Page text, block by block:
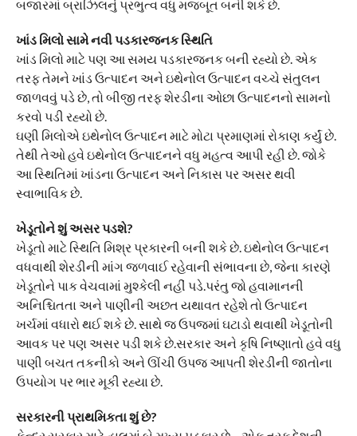
બજારમાં બ્રાઝિલનું પ્રભુત્વ વધુ મજબૂત બની શકે છે.
ખાંડ મિલો સામે નવી પડકારજનક સ્થિતિ
ખાંડ મિલો માટે પણ આ સમય પડકારજનક બની રહ્યો છે. એક
તરફ તેમને ખાંડ ઉત્પાદન અને ઇથેનોલ ઉત્પાદન વચ્ચે સંતુલન
જાળવવું પડે છે, તો બીજી તરફ શેરડીના ઓછા ઉત્પાદનનો સામનો
કરવો પડી રહ્યો છે.
ઘણી મિલોએ ઇથેનોલ ઉત્પાદન માટે મોટા પ્રમાણમાં રોકાણ કર્યું છે.
તેથી તેઓ હવે ઇથેનોલ ઉત્પાદનને વધુ મહત્વ આપી રહી છે. જોકે
આ સ્થિતિમાં ખાંડના ઉત્પાદન અને નિકાસ પર અસર થવી
સ્વાભાવિક છે.
ખેડૂતોને શું અસર પડશે?
ખેડૂતો માટે સ્થિતિ મિશ્ર પ્રકારની બની શકે છે. ઇથેનોલ ઉત્પાદન
વધવાથી શેરડીની માંગ જળવાઈ રહેવાની સંભાવના છે, જેના કારણે
ખેડૂતોને પાક વેચવામાં મુશ્કેલી નહીં પડે.પરંતુ જો હવામાનની
અનિશ્ચિતતા અને પાણીની અછત યથાવત રહેશે તો ઉત્પાદન
ખર્ચમાં વધારો થઈ શકે છે. સાથે જ ઉપજમાં ઘટાડો થવાથી ખેડૂતોની
આવક પર પણ અસર પડી શકે છે.સરકાર અને કૃષિ નિષ્ણાતો હવે વધુ
પાણી બચત તકનીકો અને ઊંચી ઉપજ આપતી શેરડીની જાતોના
ઉપયોગ પર ભાર મૂકી રહ્યા છે.
સરકારની પ્રાથમિકતા શું છે?